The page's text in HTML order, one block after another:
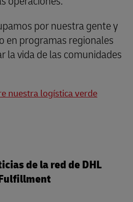
por nuestra gente y
en programas regionales
la vida de las comunidades
nuestra logística verde
de la red de DHL